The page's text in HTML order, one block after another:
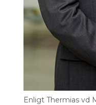
Enligt Thermias vd